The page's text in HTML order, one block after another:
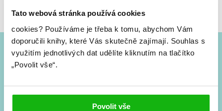
Tato webová stránka používá cookies
cookies? Používáme je třeba k tomu, abychom Vám
doporučili knihy, které Vás skutečně zajímají. Souhlas s
využitím jednotlivých dat udělíte kliknutím na tlačítko
„Povolit vše“.
Povolit vše
Vše kolem #youngadult každý měsíc rovnou do mailu!
Nové knihy, co se chystá, kvízy, soutěže, autoři, filmové
a seriálové adaptace a další.